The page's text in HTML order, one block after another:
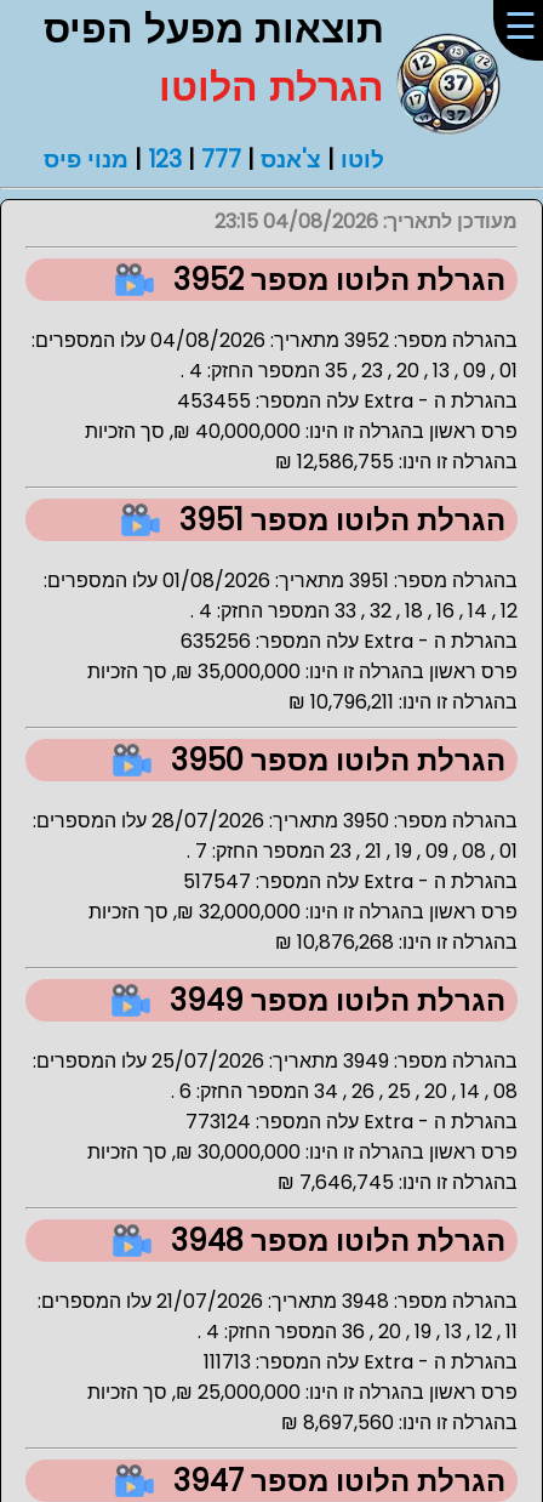
תוצאות מפעל הפיס
הגרלת הלוטו
לוטו צ'אנס |
777
|
123 מנוי פיס
☰
מעודכן לתאריך: 04/08/2026 23:15
הגרלת הלוטו מספר 3952
בהגרלה מספר: 3952 מתאריך: 04/08/2026 עלו המספרים:
01 , 09 , 13 , 20 , 23 , 35 המספר החזק: 4 .
בהגרלת ה - Extra עלה המספר: 453455
פרס ראשון בהגרלה זו הינו: 40,000,000 ₪, סך הזכיות
בהגרלה זו הינו: 12,586,755 ₪
הגרלת הלוטו מספר 3951
בהגרלה מספר: 3951 מתאריך: 01/08/2026 עלו המספרים:
12 , 14 , 16 , 18 , 32 , 33 המספר החזק: 4 .
בהגרלת ה - Extra עלה המספר: 635256
פרס ראשון בהגרלה זו הינו: 35,000,000 ₪, סך הזכיות
בהגרלה זו הינו: 10,796,211 ₪
הגרלת הלוטו מספר 3950
בהגרלה מספר: 3950 מתאריך: 28/07/2026 עלו המספרים:
01 , 08 , 09 , 19 , 21 , 23 המספר החזק: 7 .
בהגרלת ה - Extra עלה המספר: 517547
פרס ראשון בהגרלה זו הינו: 32,000,000 ₪, סך הזכיות
בהגרלה זו הינו: 10,876,268 ₪
הגרלת הלוטו מספר 3949
בהגרלה מספר: 3949 מתאריך: 25/07/2026 עלו המספרים:
08 , 14 , 20 , 25 , 26 , 34 המספר החזק: 6 .
בהגרלת ה - Extra עלה המספר: 773124
פרס ראשון בהגרלה זו הינו: 30,000,000 ₪, סך הזכיות
בהגרלה זו הינו: 7,646,745 ₪
הגרלת הלוטו מספר 3948
בהגרלה מספר: 3948 מתאריך: 21/07/2026 עלו המספרים:
11 , 12 , 13 , 19 , 20 , 36 המספר החזק: 4 .
בהגרלת ה - Extra עלה המספר: 111713
פרס ראשון בהגרלה זו הינו: 25,000,000 ₪, סך הזכיות
בהגרלה זו הינו: 8,697,560 ₪
הגרלת הלוטו מספר 3947